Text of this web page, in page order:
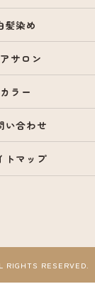
髪染め
サロン
カラー
い合わせ
トマップ
RESERVED.